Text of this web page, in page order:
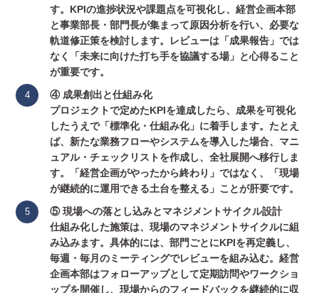
す。KPIの進捗状況や課題点を可視化し、経営企画本部
と事業部長・部門長が集まって原因分析を行い、必要な
軌道修正策を検討します。レビューは「成果報告」では
なく「未来に向けた打ち手を協議する場」と心得ること
が重要です。
④ 成果創出と仕組み化
プロジェクトで定めたKPIを達成したら、成果を可視化
したうえで「標準化・仕組み化」に着手します。たとえ
ば、新たな業務フローやシステムを導入した場合、マニ
ュアル・チェックリストを作成し、全社展開へ移行しま
す。「経営企画がやったから終わり」ではなく、「現場
が継続的に運用できる土台を整える」ことが肝要です。
⑤ 現場への落とし込みとマネジメントサイクル設計
仕組み化した施策は、現場のマネジメントサイクルに組
み込みます。具体的には、部門ごとにKPIを再定義し、
毎週・毎月のミーティングでレビューを組み込む。経営
企画本部はフォローアップとして定期訪問やワークショ
ップを開催し、現場からのフィードバックを継続的に収